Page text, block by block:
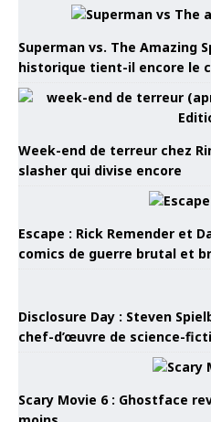
Superman vs. The Amazing
historique tient-il encore le
Week-end de terreur chez
slasher qui divise encore
Escape : Rick Remender et
comics de guerre brutal et
Disclosure Day : Steven
chef-d’œuvre de science-
Scary Movie 6 : Ghostface